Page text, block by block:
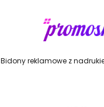
Bidony reklamowe z